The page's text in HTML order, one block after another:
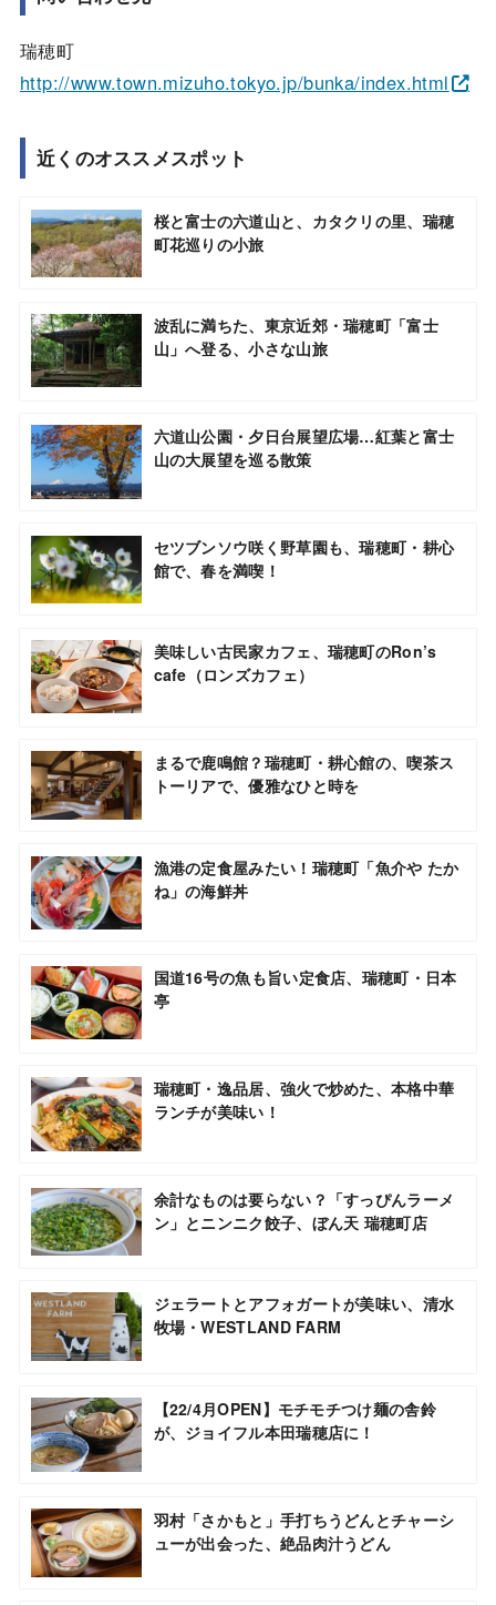
瑞穂町
http://www.town.mizuho.tokyo.jp/bunka/index.html
近くのオススメスポット
桜と富士の六道山と、カタクリの里、瑞穂
町花巡りの小旅
波乱に満ちた、東京近郊・瑞穂町「富士
山」へ登る、小さな山旅
六道山公園・夕日台展望広場…紅葉と富士
山の大展望を巡る散策
セツブンソウ咲く野草園も、瑞穂町・耕心
館で、春を満喫！
美味しい古民家カフェ、瑞穂町のRon’s
cafe（ロンズカフェ）
まるで鹿鳴館？瑞穂町・耕心館の、喫茶ス
トーリアで、優雅なひと時を
漁港の定食屋みたい！瑞穂町「魚介や たか
ね」の海鮮丼
国道16号の魚も旨い定食店、瑞穂町・日本
亭
瑞穂町・逸品居、強火で炒めた、本格中華
ランチが美味い！
余計なものは要らない？「すっぴんラーメ
ン」とニンニク餃子、ぼん天 瑞穂町店
ジェラートとアフォガートが美味い、清水
牧場・WESTLAND FARM
【22/4月OPEN】モチモチつけ麺の舎鈴
が、ジョイフル本田瑞穂店に！
羽村「さかもと」手打ちうどんとチャーシ
ューが出会った、絶品肉汁うどん